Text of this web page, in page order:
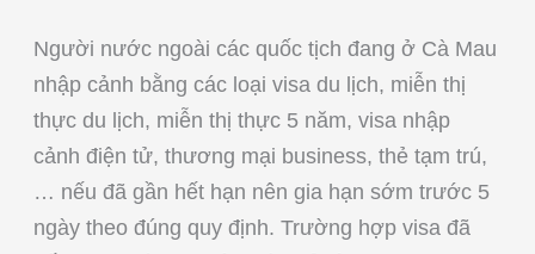
Người nước ngoài các quốc tịch đang ở Cà Mau
nhập cảnh bằng các loại visa du lịch, miễn thị
thực du lịch, miễn thị thực 5 năm, visa nhập
cảnh điện tử, thương mại business, thẻ tạm trú,
… nếu đã gần hết hạn nên gia hạn sớm trước 5
ngày theo đúng quy định. Trường hợp visa đã